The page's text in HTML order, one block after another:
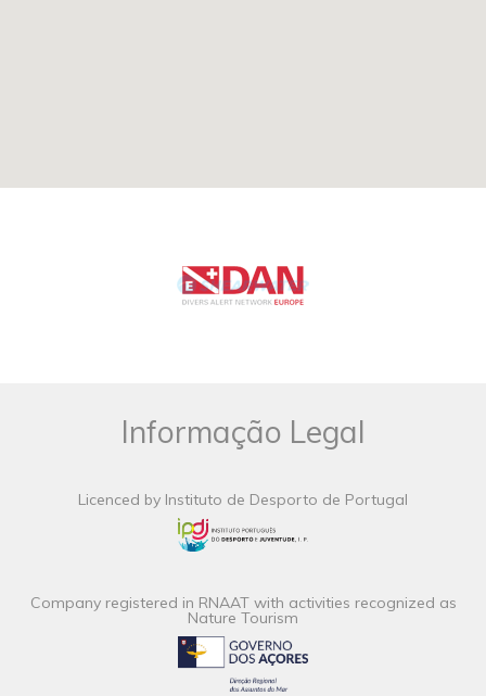
Informação Legal
Licenced by Instituto de Desporto de Portugal
Company registered in RNAAT with activities recognized as
Nature Tourism